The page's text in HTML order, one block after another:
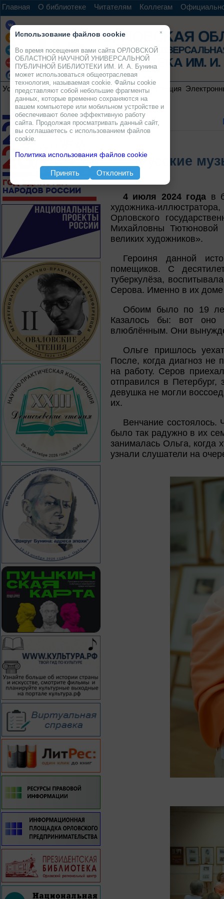
Главная О библиотеке Читателям Коллегам
Услуги Ресурсы Проекты Электронная коллекция
Русские
4 июля 2024 года в
художника-
Орловского
Михайловны Тютюновой
великих художников».
Героиня данной
помещиков. С
туберкулёза,
Серова. Именно в их
Обоим было по 19
Казалось бы: вот оно
влюблённым. Они
Ольге пришлось
После, когда диагноз не
на работу. Серов
отправился в
девушка не могли
их.
Венчание
было так радужно в их
занималась Ольга, когда
узнали слушатели на
×
Использование файлов cookie
Во время посещения вами сайта ОРЛОВСКОЙ
ОБЛАСТНОЙ НАУЧНОЙ УНИВЕРСАЛЬНОЙ
ПУБЛИЧНОЙ БИБЛИОТЕКИ ИМ. И. А. Бунина
может использоваться общеотраслевая
технология, называемая cookie. Файлы cookie
представляют собой небольшие фрагменты
данных, которые временно сохраняются на
вашем компьютере или мобильном устройстве и
обеспечивают более эффективную работу
сайта. Продолжая просматривать данный сайт,
вы соглашаетесь с использованием файлов
cookie.
Политика использования файлов cookie
Принять Отклонить